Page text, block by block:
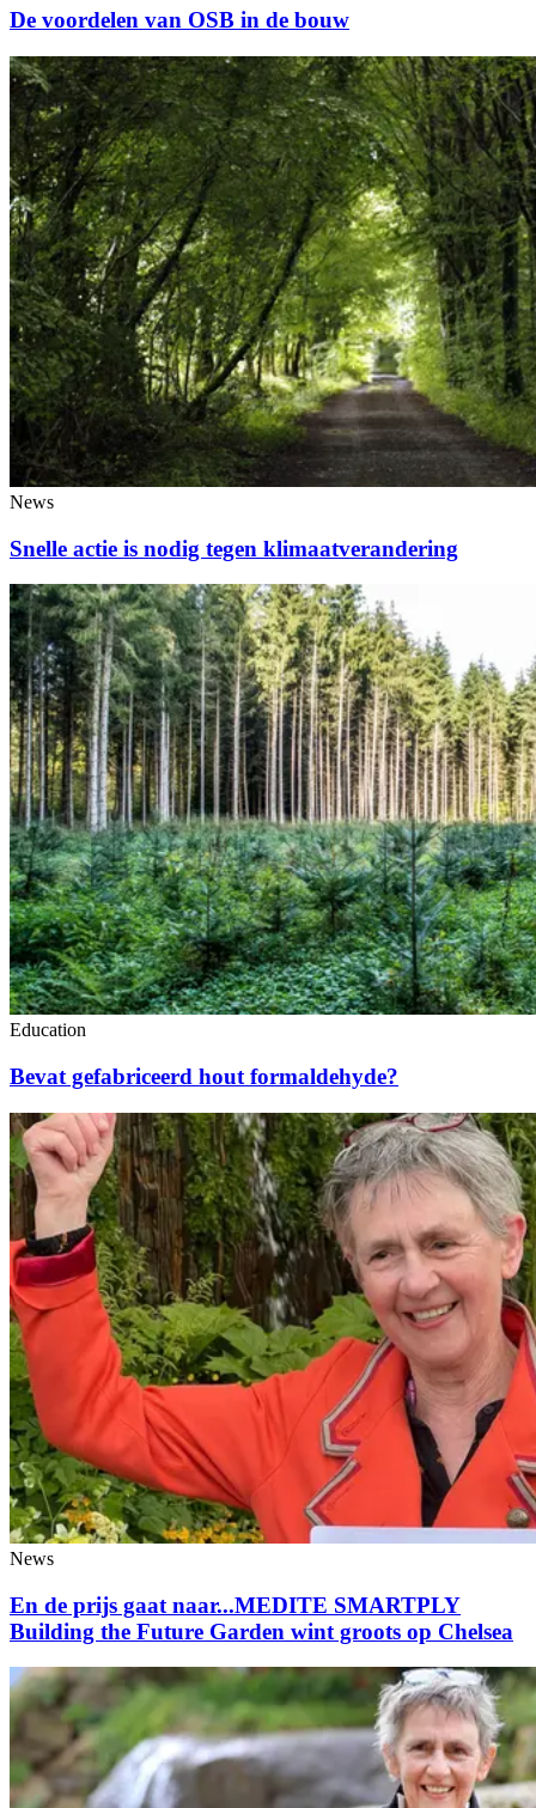
De voordelen van OSB in de bouw
News
Snelle actie is nodig tegen klimaatverandering
Education
Bevat gefabriceerd hout formaldehyde?
News
En de prijs gaat naar...MEDITE SMARTPLY
Building the Future Garden wint groots op Chelsea